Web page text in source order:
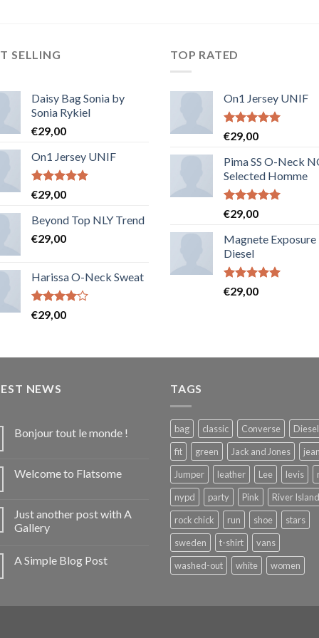
SELLING
Daisy Bag Sonia by
Sonia Rykiel
€29,00
On1 Jersey UNIF
Note5.00
sur 5
€29,00
Beyond Top NLY Trend
€29,00
Harissa O-Neck Sweat
Note
4.00sur
€29,00
TOP RATED
On1 Jersey UNIF
Note5.00
sur 5
€29,00
Pima SS O-Neck
Selected Homme
Note5.00
sur 5
€29,00
Magnete Exposure
Diesel
Note5.00
sur 5
€29,00
NEWS
Bonjour tout le monde !
Welcome to Flatsome
Just another post with A
Gallery
A Simple Blog Post
TAGS
bag classic Converse
Diesel
fit
green Jack and Jones
Jumper
leather Lee levis
nypd
party Pink
River Island
rock chick
run shoe
stars
sweden
t-shirt
vans
washed-out
white women